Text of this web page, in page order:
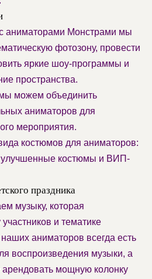
аниматорами Монстрами мы
фотозону, провести
яркие шоу-программы и
пространства.
можем объединить
аниматоров для
мероприятия.
костюмов для аниматоров:
улучшенные костюмы и ВИП-
праздника
музыку, которая
участников и тематике
аниматоров всегда есть
воспроизведения музыки, а
мощную колонку